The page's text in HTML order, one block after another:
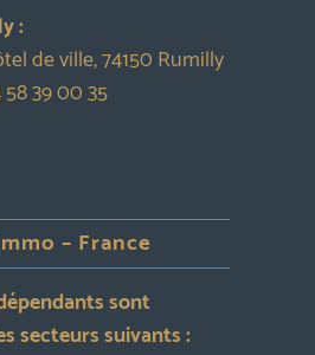
:
de ville, 74150 Rumilly
39 00 35
– France
sont
secteurs suivants :